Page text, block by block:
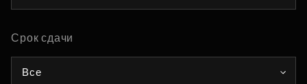
Срок сдачи
Все